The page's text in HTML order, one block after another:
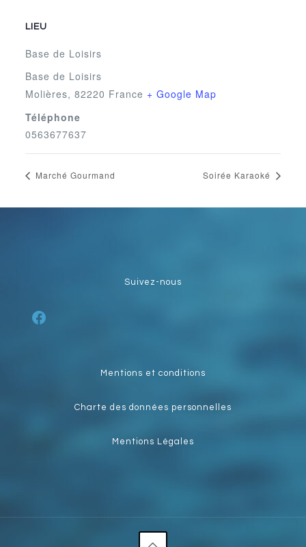
LIEU
Base de Loisirs
Base de Loisirs
Molières, 82220 France + Google Map
Téléphone
0563677637
Marché Gourmand Soirée Karaoké
Suivez-nous
Facebook
Mentions et conditions
Charte des données personnelles
Mentions Légales